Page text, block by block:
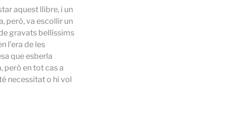
aquest llibre, i un
però, va escollir un
gravats bellíssims
l’era de les
que esberla
però en tot cas a
necessitat o hi vol